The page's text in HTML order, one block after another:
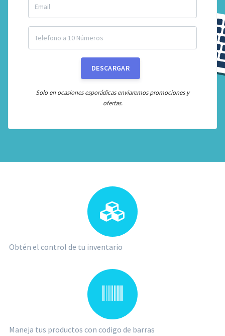
DESCARGAR
Solo en ocasiones esporádicas enviaremos promociones y
ofertas.
Obtén el control de tu inventario
Maneja tus productos con codigo de barras